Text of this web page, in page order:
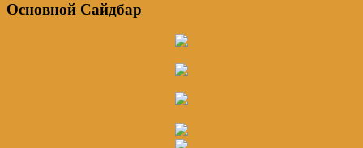
Основной Сайдбар